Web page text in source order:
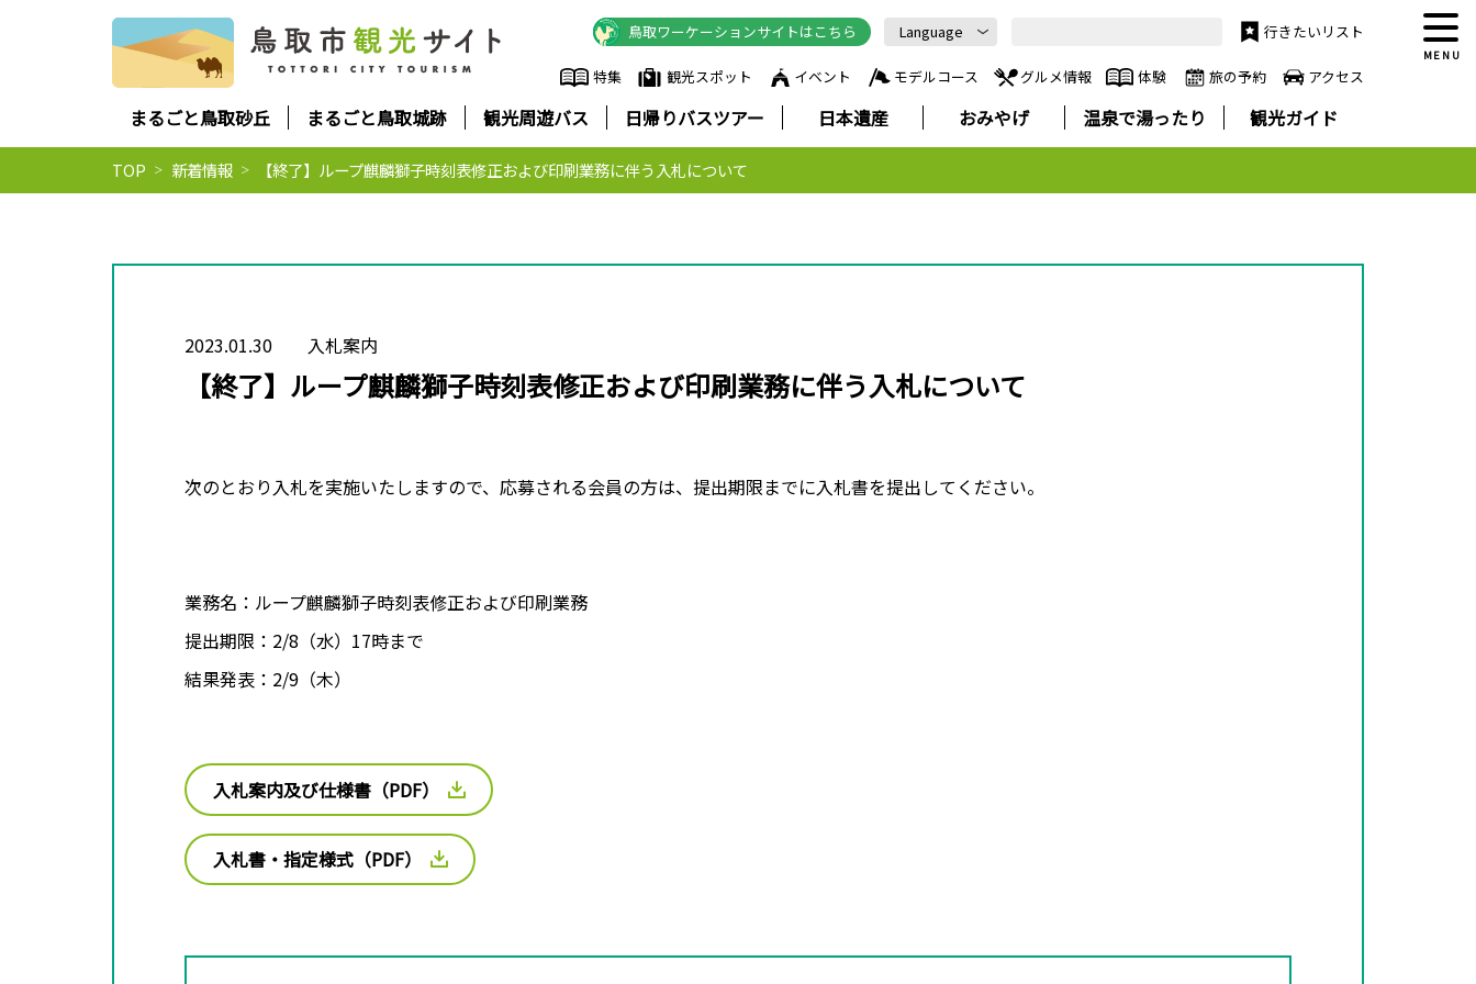
MENU
特集 観光スポット イベント モデルコース グルメ情報 体験 旅の予約 アクセス
Language
中文简体
中文繁體
한국어
ภาษาไทย
行きたいリスト
鳥取ワーケーションサイトはこちら
まるごと鳥取砂丘 まるごと鳥取城跡 観光周遊バス 日帰りバスツアー 日本遺産 おみやげ 温泉で湯ったり 観光ガイド
TOP 新着情報 【終了】ループ麒麟獅子時刻表修正および印刷業務に伴う入札について
【終了】ループ麒麟獅子時刻表修正および印刷業務に伴う入札について
2023.01.30 入札案内
次のとおり入札を実施いたしますので、応募される会員の方は、提出期限までに入札書を提出してください。
業務名：ループ麒麟獅子時刻表修正および印刷業務
提出期限：2/8（水）17時まで
結果発表：2/9（木）
入札案内及び仕様書（PDF）
入札書・指定様式（PDF）